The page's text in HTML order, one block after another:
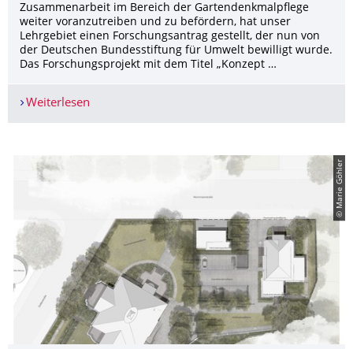
Zusammenarbeit im Bereich der Gartendenkmalpflege
weiter voranzutreiben und zu befördern, hat unser
Lehrgebiet einen Forschungsantrag gestellt, der nun von
der Deutschen Bundesstiftung für Umwelt bewilligt wurde.
Das Forschungsprojekt mit dem Titel „Konzept …
Weiterlesen
© Marie Göhler